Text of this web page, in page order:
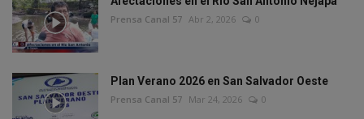
Prensa Canal 57 Abr 2, 2026 0
Plan Verano 2026 en San Salvador Oeste
Prensa Canal 57 Mar 24, 2026 0